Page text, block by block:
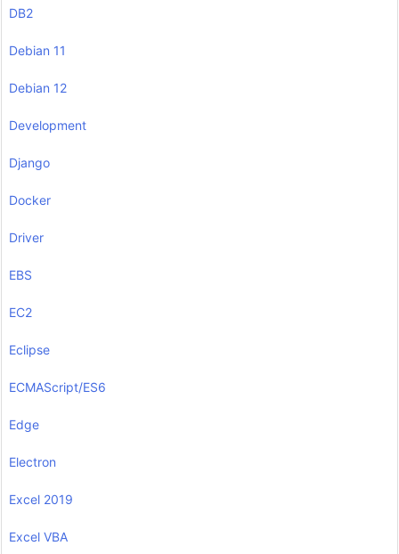
DB2
Debian 11
Debian 12
Development
Django
Docker
Driver
EBS
EC2
Eclipse
ECMAScript/ES6
Edge
Electron
Excel 2019
Excel VBA